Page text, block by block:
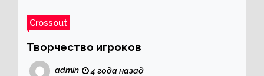
Crossout
Творчество игроков
admin 4 года назад